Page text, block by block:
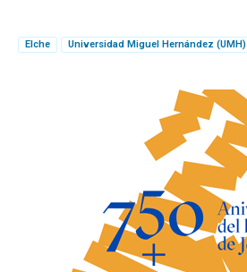
Elche
Universidad Miguel Hernández (UMH)